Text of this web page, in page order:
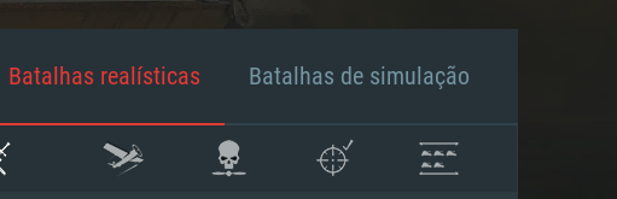
Batalhas realísticas Batalhas de simulação